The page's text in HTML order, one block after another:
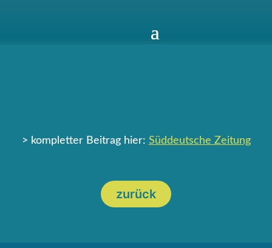
> kompletter Beitrag hier: Süddeutsche Zeitung
zurück